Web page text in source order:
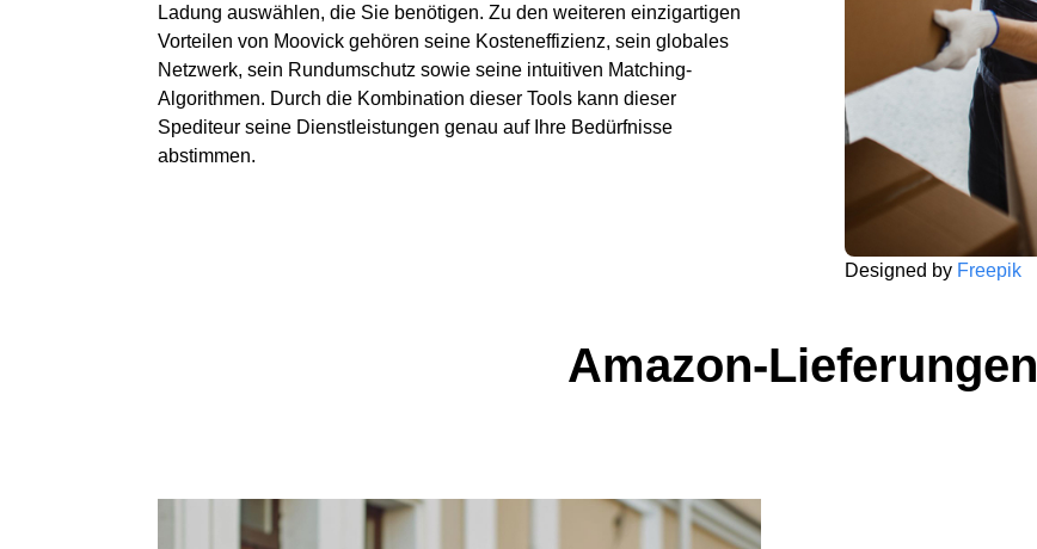
Ladung auswählen, die Sie benötigen. Zu den weiteren einzigartigen
Vorteilen von Moovick gehören seine Kosteneffizienz, sein globales
Netzwerk, sein Rundumschutz sowie seine intuitiven Matching-
Algorithmen. Durch die Kombination dieser Tools kann dieser
Spediteur seine Dienstleistungen genau auf Ihre Bedürfnisse
abstimmen.
Designed by Freepik
Amazon-Lieferungen